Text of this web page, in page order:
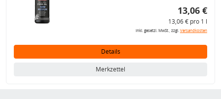
13,06 €
13,06 € pro 1 l
inkl. gesetzl. MwSt., zzgl.Versandkosten
Details
Merkzettel